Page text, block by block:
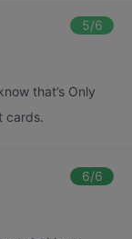
5/6
that’s Only
cards.
6/6